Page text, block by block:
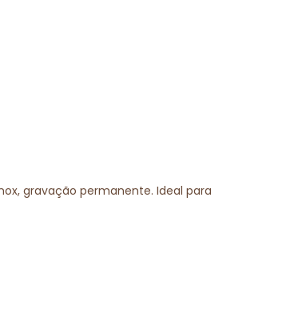
gravação permanente. Ideal para